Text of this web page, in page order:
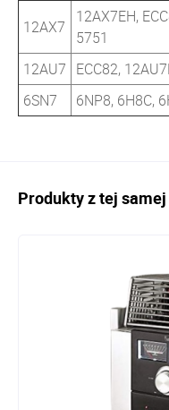
12AX7
12AX7EH,
5751
12AU7 ECC82,
6SN7
6NP8, 6H8C,
Produkty z tej